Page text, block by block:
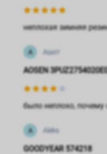
неплохая зимняя
А Ашот
AOSEN
было неплохо, почему
A Aleks
GOODYEAR 574218